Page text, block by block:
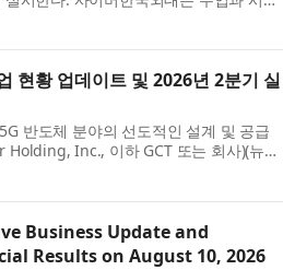
습을 병행해야 하는 직장인...
현황 업데이트 및 2026년 2분기 실
반도체 분야의 선도적인 설계 및 공급
Inc., 이하 GCT 또는 회사)(뉴욕
재무 실적을 2026년 8월 10일 ...
Business Update and
Results on August 10, 2026